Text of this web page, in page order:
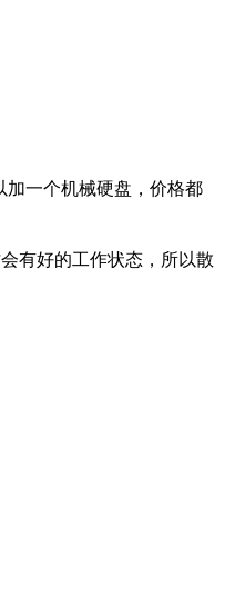
加一个机械硬盘，价格都
有好的工作状态，所以散